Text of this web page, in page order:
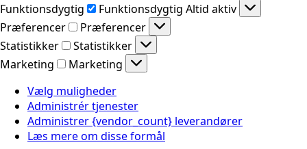
Funktionsdygtig
Funktionsdygtig Altid aktiv
Præferencer
Præferencer
Statistikker
Statistikker
Marketing
Marketing
Vælg muligheder
Administrér tjenester
Administrer {vendor_count} leverandører
Læs mere om disse formål